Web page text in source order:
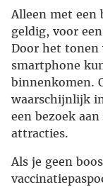
Alleen met een
geldig, voor
Door het tonen
smartphone
binnenkomen.
waarschijnlijk
een bezoek
attracties.
Als je geen